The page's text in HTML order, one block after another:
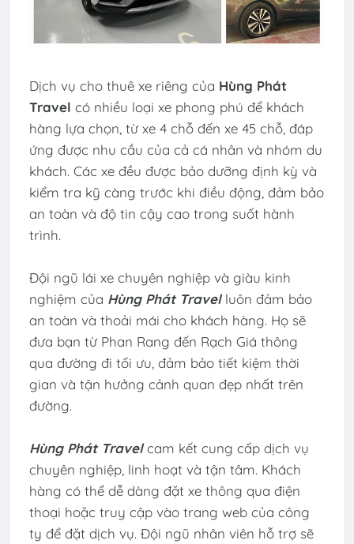
Dịch vụ cho thuê xe riêng của Hùng Phát
Travel có nhiều loại xe phong phú để khách
hàng lựa chọn, từ xe 4 chỗ đến xe 45 chỗ, đáp
ứng được nhu cầu của cả cá nhân và nhóm du
khách. Các xe đều được bảo dưỡng định kỳ và
kiểm tra kỹ càng trước khi điều động, đảm bảo
an toàn và độ tin cậy cao trong suốt hành
trình.
Đội ngũ lái xe chuyên nghiệp và giàu kinh
nghiệm của Hùng Phát Travelluôn đảm bảo
an toàn và thoải mái cho khách hàng. Họ sẽ
đưa bạn từ Phan Rang đến Rạch Giá thông
qua đường đi tối ưu, đảm bảo tiết kiệm thời
gian và tận hưởng cảnh quan đẹp nhất trên
đường.
Hùng Phát Travelcam kết cung cấp dịch vụ
chuyên nghiệp, linh hoạt và tận tâm. Khách
hàng có thể dễ dàng đặt xe thông qua điện
thoại hoặc truy cập vào trang web của công
ty để đặt dịch vụ. Đội ngũ nhân viên hỗ trợ sẽ